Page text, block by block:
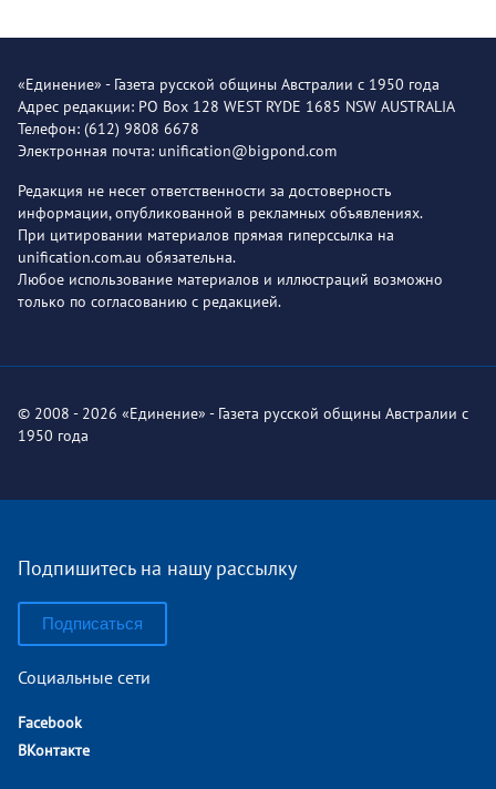
«Единение» - Газета русской общины Австралии с 1950 года
Адрес редакции: PO Box 128 WEST RYDE 1685 NSW AUSTRALIA
Телефон: (612) 9808 6678
Электронная почта: unification@bigpond.com
Редакция не несет ответственности за достоверность
информации, опубликованной в рекламных объявлениях.
При цитировании материалов прямая гиперссылка на
unification.com.au обязательна.
Любое использование материалов и иллюстраций возможно
только по согласованию с редакцией.
© 2008 - 2026 «Единение» - Газета русской общины Австралии с
1950 года
Подпишитесь на нашу рассылку
Подписаться
Социальные сети
Facebook
ВКонтакте